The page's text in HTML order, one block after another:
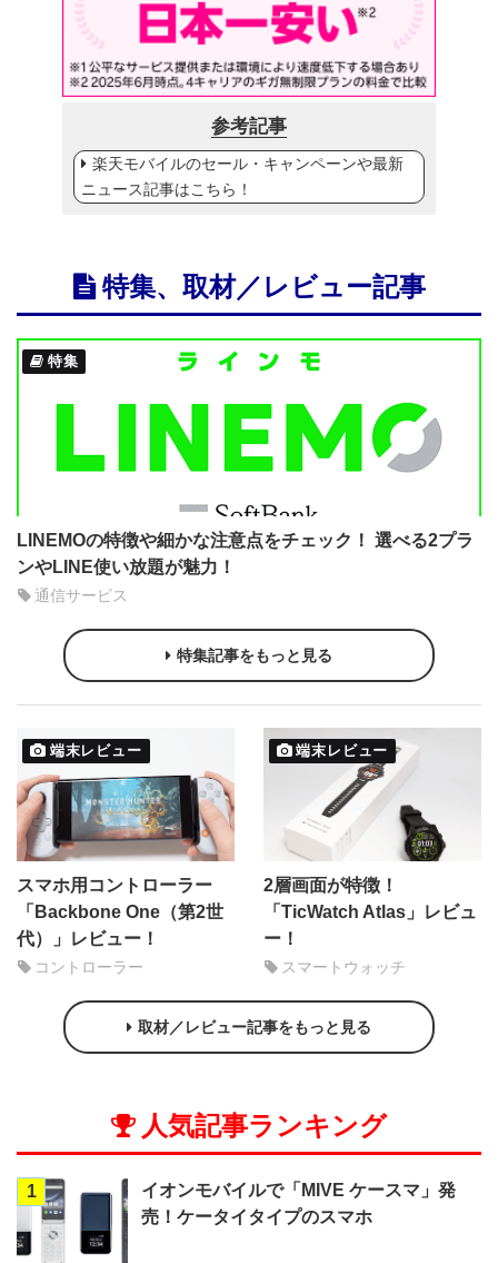
参考記事
楽天モバイルのセール・キャンペーンや最新
ニュース記事はこちら！
特集、取材／レビュー記事
特集
LINEMOの特徴や細かな注意点をチェック！ 選べる2プラ
ンやLINE使い放題が魅力！
通信サービス
特集記事をもっと見る
端末レビュー
スマホ用コントローラー
「Backbone One（第2世
代）」レビュー！
コントローラー
端末レビュー
2層画面が特徴！
「TicWatch Atlas」レビュ
ー！
スマートウォッチ
取材／レビュー記事をもっと見る
人気記事ランキング
1
イオンモバイルで「MIVE ケースマ」発
売！ケータイタイプのスマホ